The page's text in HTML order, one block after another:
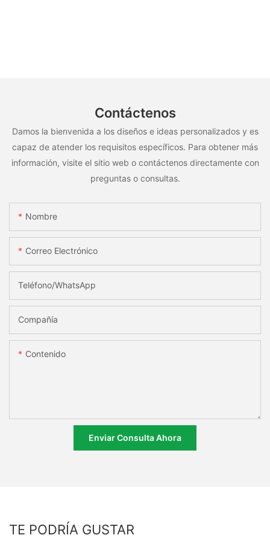
Contáctenos
Damos la bienvenida a los diseños e ideas personalizados y es
capaz de atender los requisitos específicos. Para obtener más
información, visite el sitio web o contáctenos directamente con
preguntas o consultas.
Nombre
Correo Electrónico
Teléfono/WhatsApp
Compañía
Contenido
Enviar Consulta Ahora
TE PODRÍA GUSTAR